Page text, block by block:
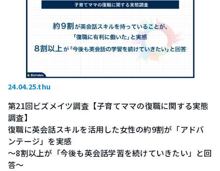
24.04.25.thu
第21回ビズメイツ調査【子育てママの復職に関する実態
調査】
復職に英会話スキルを活用した女性の約9割が「アドバ
ンテージ」を実感
〜8割以上が「今後も英会話学習を続けていきたい」と回
答〜